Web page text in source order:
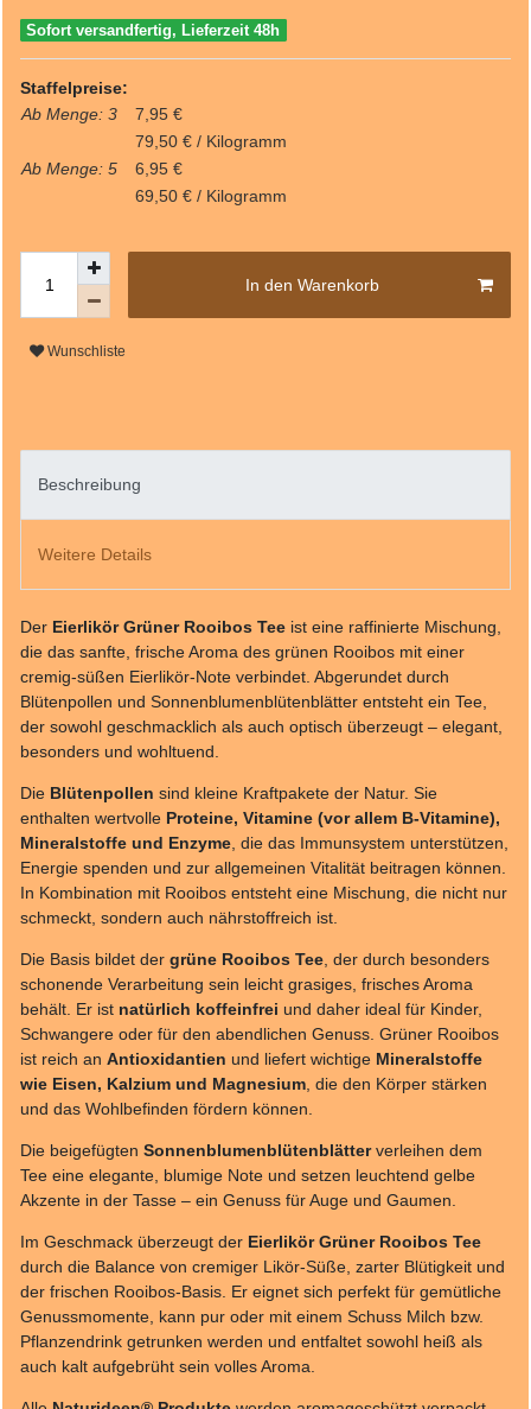
Sofort versandfertig, Lieferzeit 48h
Staffelpreise:
Ab Menge: 3
7,95 €
79,50 € / Kilogramm
Ab Menge: 5
6,95 €
69,50 € / Kilogramm
In den Warenkorb
Wunschliste
Beschreibung
Weitere Details
Der Eierlikör Grüner Rooibos Tee ist eine raffinierte Mischung,
die das sanfte, frische Aroma des grünen Rooibos mit einer
cremig-süßen Eierlikör-Note verbindet. Abgerundet durch
Blütenpollen und Sonnenblumenblütenblätter entsteht ein Tee,
der sowohl geschmacklich als auch optisch überzeugt – elegant,
besonders und wohltuend.
Die Blütenpollen sind kleine Kraftpakete der Natur. Sie
enthalten wertvolle Proteine, Vitamine (vor allem B-Vitamine),
Mineralstoffe und Enzyme , die das Immunsystem unterstützen,
Energie spenden und zur allgemeinen Vitalität beitragen können.
In Kombination mit Rooibos entsteht eine Mischung, die nicht nur
schmeckt, sondern auch nährstoffreich ist.
Die Basis bildet der grüne Rooibos Tee , der durch besonders
schonende Verarbeitung sein leicht grasiges, frisches Aroma
behält. Er ist natürlich koffeinfrei und daher ideal für Kinder,
Schwangere oder für den abendlichen Genuss. Grüner Rooibos
ist reich an Antioxidantien und liefert wichtige Mineralstoffe
wie Eisen, Kalzium und Magnesium , die den Körper stärken
und das Wohlbefinden fördern können.
Die beigefügten Sonnenblumenblütenblätterverleihen dem
Tee eine elegante, blumige Note und setzen leuchtend gelbe
Akzente in der Tasse – ein Genuss für Auge und Gaumen.
Im Geschmack überzeugt der Eierlikör Grüner Rooibos Tee
durch die Balance von cremiger Likör-Süße, zarter Blütigkeit und
der frischen Rooibos-Basis. Er eignet sich perfekt für gemütliche
Genussmomente, kann pur oder mit einem Schuss Milch bzw.
Pflanzendrink getrunken werden und entfaltet sowohl heiß als
auch kalt aufgebrüht sein volles Aroma.